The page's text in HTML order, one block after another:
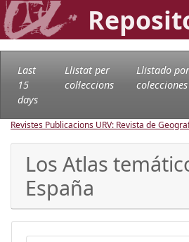
Last
15
days
Llistat per
col·leccions
Llistado por
colecciones
Revistes Publicacions URV: Revista de
Los Atlas
España